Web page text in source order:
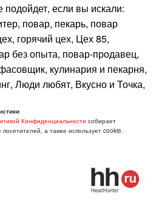
если вы искали:
повар, пекарь, повар
горячий цех, Цех 85,
без опыта, повар-продавец,
кулинария и пекарня,
Люди любят, Вкусно и Точка,
кафе, свободный
работа рядом с
работа в Санкт-Петербурге.
Конфиденциальности собирает
а также использует cookie.